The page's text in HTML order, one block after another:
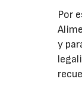
Por
y